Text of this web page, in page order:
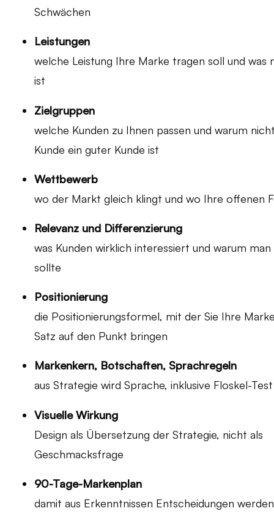
Schwächen
Leistungen
welche Leistung Ihre Marke tragen soll und was
ist
Zielgruppen
welche Kunden zu Ihnen passen und warum
Kunde ein guter Kunde ist
Wettbewerb
wo der Markt gleich klingt und wo Ihre offenen
Relevanz und Differenzierung
was Kunden wirklich interessiert und warum man
sollte
Positionierung
die Positionierungsformel, mit der Sie Ihre
Satz auf den Punkt bringen
Markenkern, Botschaften, Sprachregeln
aus Strategie wird Sprache, inklusive Floskel-Test
Visuelle Wirkung
Design als Übersetzung der Strategie, nicht als
Geschmacksfrage
90-Tage-Markenplan
damit aus Erkenntnissen Entscheidungen werden